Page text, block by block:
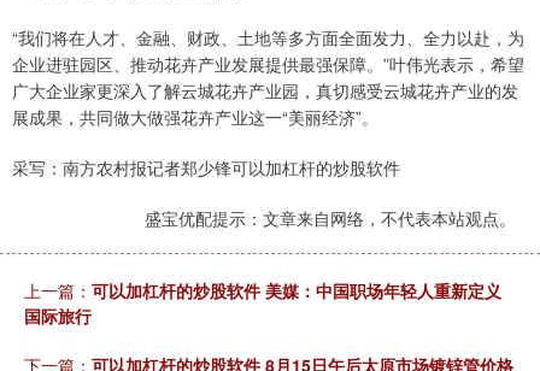
“我们将在人才、金融、财政、土地等多方面全面发力、全力以赴，为
企业进驻园区、推动花卉产业发展提供最强保障。”叶伟光表示，希望
广大企业家更深入了解云城花卉产业园，真切感受云城花卉产业的发
展成果，共同做大做强花卉产业这一“美丽经济”。
采写：南方农村报记者郑少锋可以加杠杆的炒股软件
盛宝优配提示：文章来自网络，不代表本站观点。
上一篇： 可以加杠杆的炒股软件 美媒：中国职场年轻人重新定义
国际旅行
下一篇： 可以加杠杆的炒股软件 8月15日午后太原市场镀锌管价格